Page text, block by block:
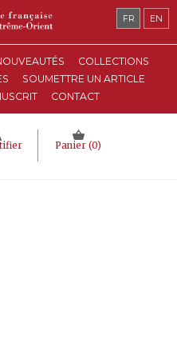
COLLECTIONS
SOUMETTRE UN ARTICLE
CONTACT
Panier (0)
FR EN